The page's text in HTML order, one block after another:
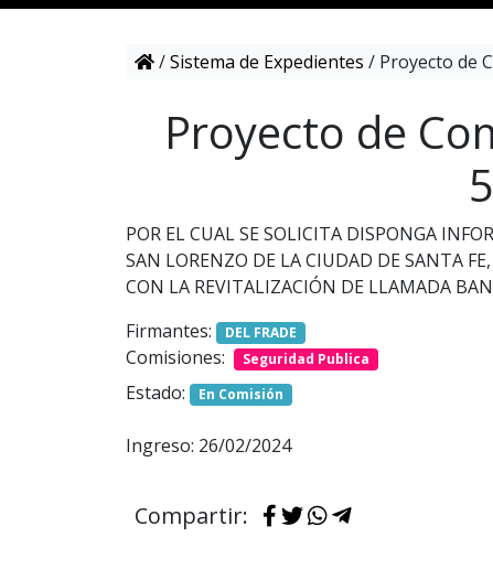
/Sistema de Expedientes / Proyecto de
Proyecto de
POR EL CUAL SE SOLICITA DISPONGA
SAN LORENZO DE LA CIUDAD DE SANTA
CON LA REVITALIZACIÓN DE LLAMADA
Firmantes:
DEL FRADE
Comisiones: Seguridad Publica
Estado: En Comisión
Ingreso: 26/02/2024
Compartir: